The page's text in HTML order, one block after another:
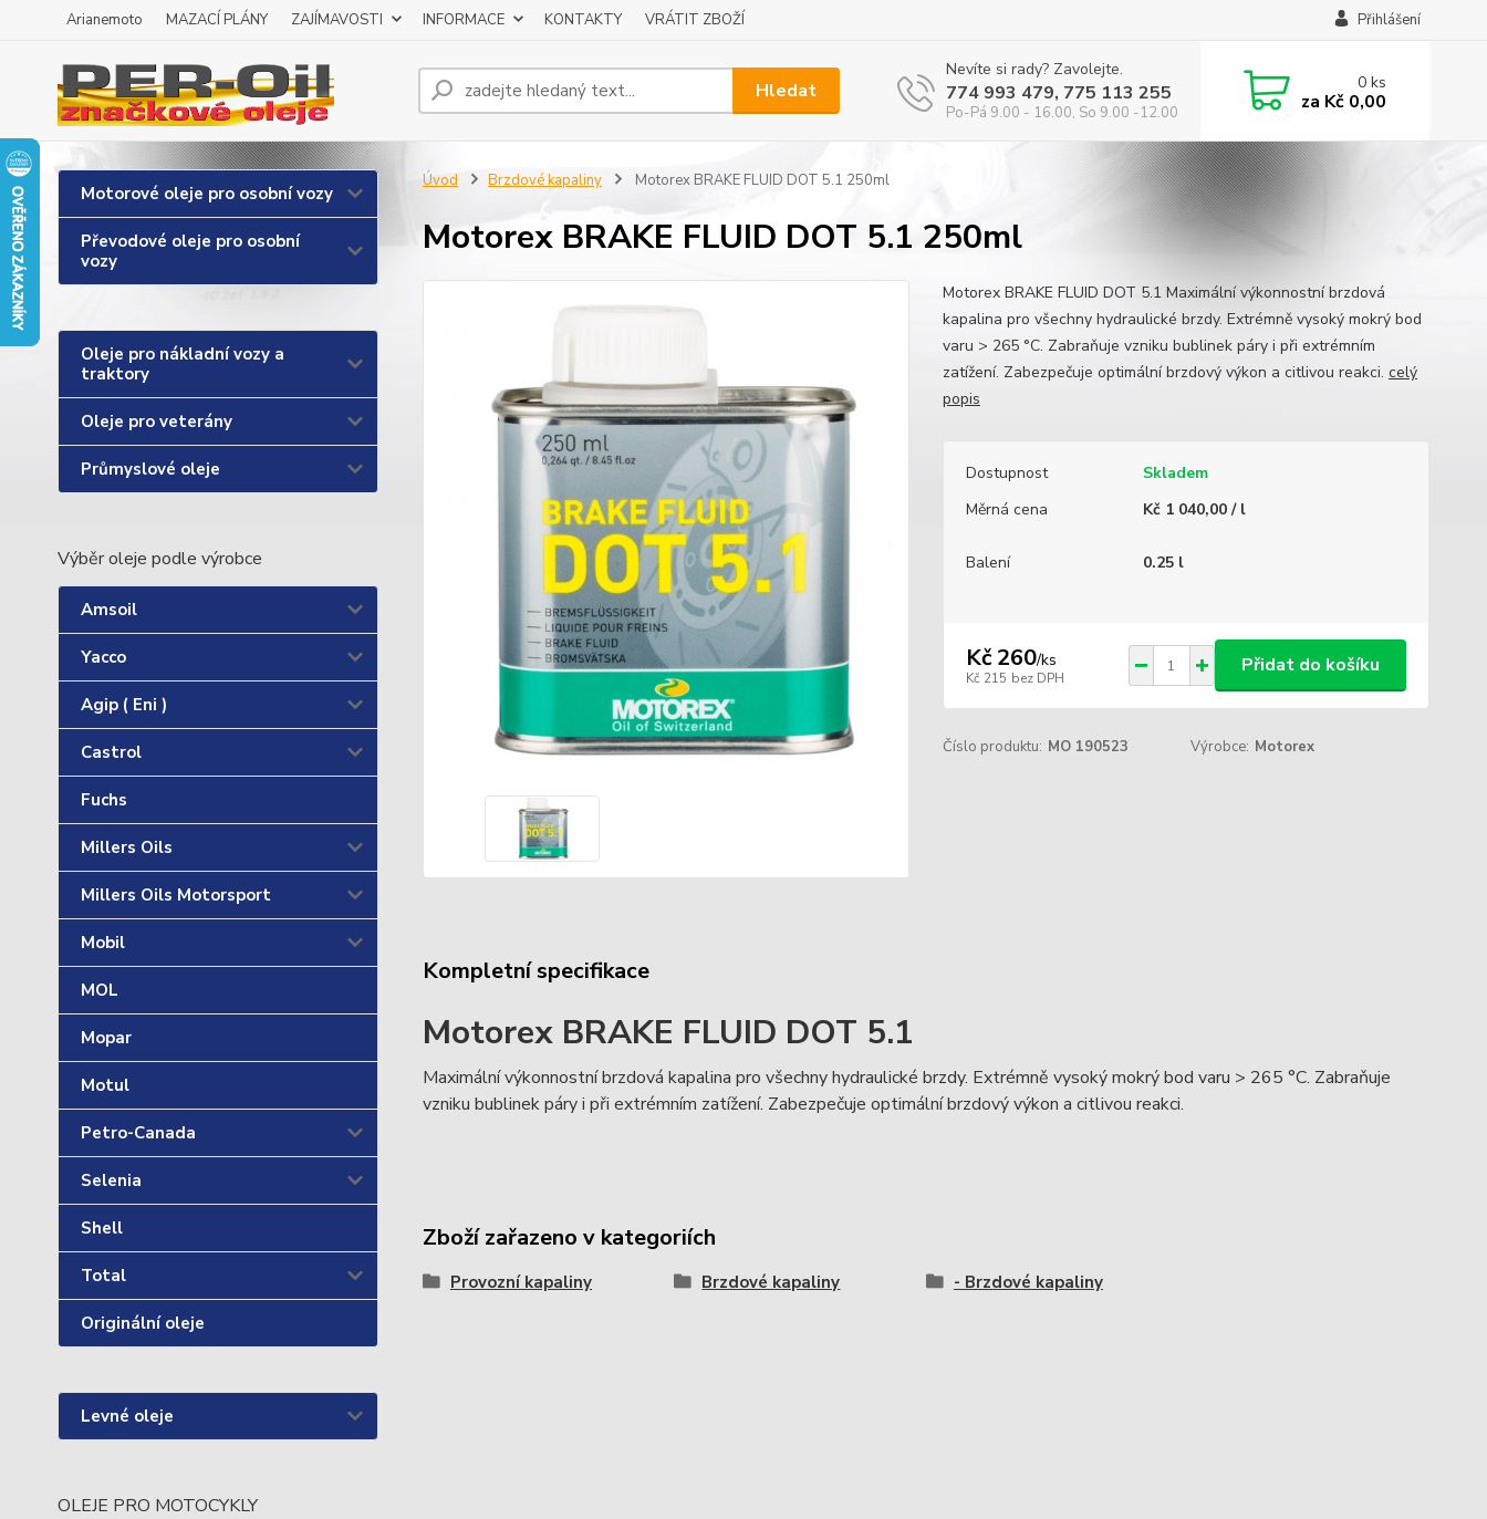
Arianemoto MAZACÍ PLÁNY ZAJÍMAVOSTI INFORMACE KONTAKTY VRÁTIT ZBOŽÍ Přihlášení
Hledat
Nevíte si rady? Zavolejte.
774 993 479, 775 113 255
Po-Pá 9.00 - 16.00, So 9.00 -12.00
0ks
za Kč 0,00
Motorové oleje pro osobní vozy
Převodové oleje pro osobní
vozy
Oleje pro nákladní vozy a
traktory
Oleje pro veterány
Průmyslové oleje
Výběr oleje podle výrobce
Amsoil
Yacco
Agip ( Eni )
Castrol
Fuchs
Millers Oils
Millers Oils Motorsport
Mobil
MOL
Mopar
Motul
Petro-Canada
Selenia
Shell
Total
Originální oleje
Levné oleje
OLEJE PRO MOTOCYKLY
Úvod Brzdové kapaliny Motorex BRAKE FLUID DOT 5.1 250ml
Motorex BRAKE FLUID DOT 5.1 250ml
Motorex BRAKE FLUID DOT 5.1 Maximální výkonnostní brzdová
kapalina pro všechny hydraulické brzdy. Extrémně vysoký mokrý bod
varu > 265 °C. Zabraňuje vzniku bublinek páry i při extrémním
zatížení. Zabezpečuje optimální brzdový výkon a citlivou reakci. celý
popis
Dostupnost
Skladem
Měrná cena
Kč 1 040,00 / l
Balení 0.25 l
Kč 260/ks
Kč 215 bez DPH
Přidat do košíku
Číslo produktu: MO 190523 Výrobce: Motorex
Kompletní specifikace
Motorex BRAKE FLUID DOT 5.1
Maximální výkonnostní brzdová kapalina pro všechny hydraulické brzdy. Extrémně vysoký mokrý bod varu > 265 °C. Zabraňuje
vzniku bublinek páry i při extrémním zatížení. Zabezpečuje optimální brzdový výkon a citlivou reakci.
Zboží zařazeno v kategoriích
Provozní kapaliny Brzdové kapaliny - Brzdové kapaliny